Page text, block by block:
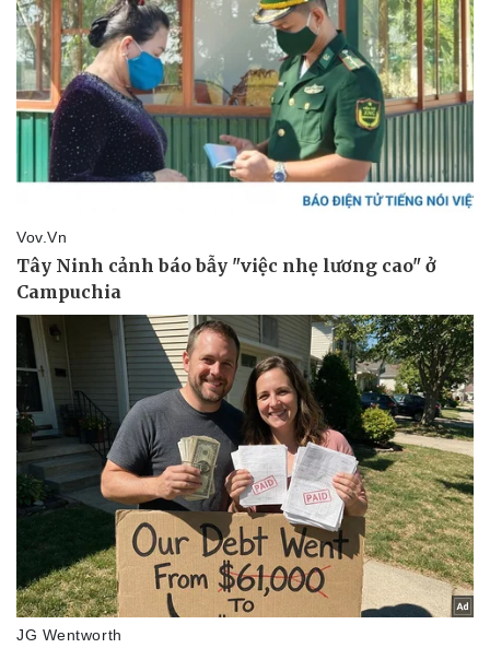
Pháp luật
Vụ án
Tin nóng
Tư vấn luật
Quân sự - Quốc phòng
Vũ khí
Việt Nam
Phân tích